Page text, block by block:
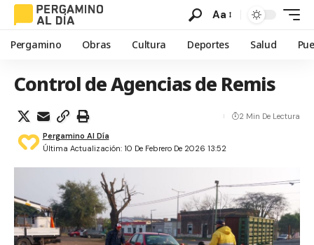
Aa
Pergamino Obras Cultura Deportes Salud
Control de Agencias de Remis
Última Actualización: 10 De Febrero De 2026 13:52
Pergamino Al Día
2 Min De Lectura